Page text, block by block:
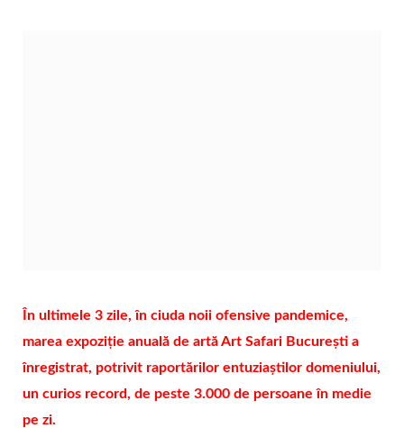
În ultimele 3 zile, în ciuda noii ofensive pandemice,
marea expoziție anuală de artă Art Safari București a
înregistrat, potrivit raportărilor entuziaștilor domeniului,
un curios record, de peste 3.000 de persoane în medie
pe zi.